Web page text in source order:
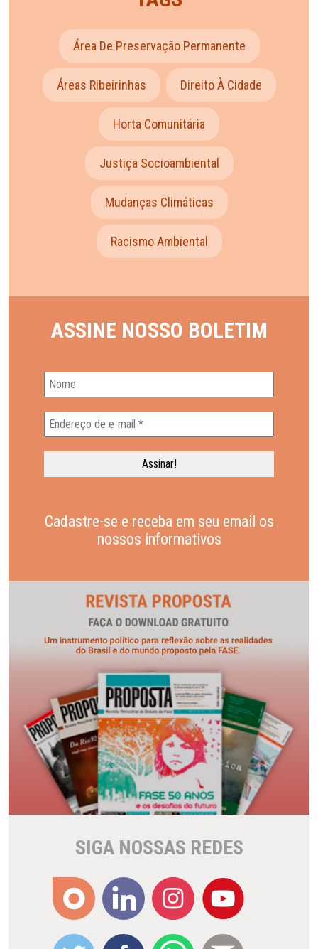
Área De Preservação Permanente
Áreas Ribeirinhas Direito À Cidade
Horta Comunitária
Justiça Socioambiental
Mudanças Climáticas
Racismo Ambiental
ASSINE NOSSO BOLETIM
Cadastre-se e receba em seu email os
nossos informativos
SIGA NOSSAS REDES